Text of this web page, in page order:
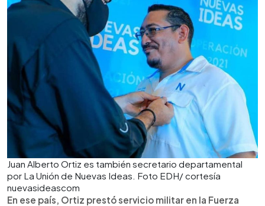
Juan Alberto Ortiz es también secretario departamental
por La Unión de Nuevas Ideas. Foto EDH/ cortesía
nuevasideascom
En ese país, Ortiz prestó servicio militar en la Fuerza